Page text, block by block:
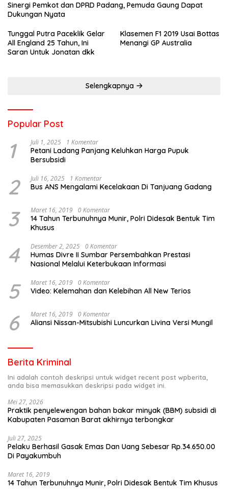
Sinergi Pemkot dan DPRD Padang, Pemuda Gaung Dapat
Dukungan Nyata
Tunggal Putra Paceklik Gelar
All England 25 Tahun, Ini
Saran Untuk Jonatan dkk
Klasemen F1 2019 Usai Bottas
Menangi GP Australia
Selengkapnya
Popular Post
1 Juli 1, 2025 1 Komentar
Petani Ladang Panjang Keluhkan Harga Pupuk
Bersubsidi
2 Juli 16, 2025 1 Komentar
Bus ANS Mengalami Kecelakaan Di Tanjuang Gadang
3 Maret 16, 2019 0 Komentar
14 Tahun Terbunuhnya Munir, Polri Didesak Bentuk Tim
Khusus
4 Desember 2, 2025 0 Komentar
Humas Divre II Sumbar Persembahkan Prestasi
Nasional Melalui Keterbukaan Informasi
5 Maret 16, 2019 0 Komentar
Video: Kelemahan dan Kelebihan All New Terios
6 Maret 16, 2019 0 Komentar
Aliansi Nissan-Mitsubishi Luncurkan Livina Versi Mungil
Berita Kriminal
Ini adalah contoh deskripsi untuk widget recent post wpberita,
anda bisa memasukkan deskripsi pada widget ini.
Mei 27, 2026
Praktik penyelewengan bahan bakar minyak (BBM) subsidi di
Kabupaten Pasaman Barat akhirnya terbongkar
Juli 27, 2025
Pelaku Berhasil Gasak Emas Dan Uang Sebesar Rp.34.650.00
Di Payakumbuh
Maret 16, 2019
14 Tahun Terbunuhnya Munir, Polri Didesak Bentuk Tim Khusus